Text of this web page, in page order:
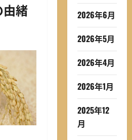
由緒
2026年6月
2026年5月
2026年4月
2026年1月
2025年12
月